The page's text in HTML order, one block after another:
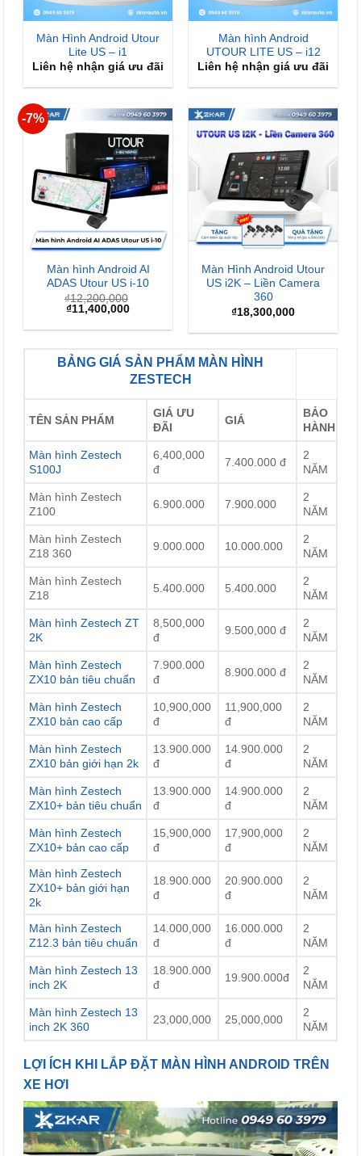
Màn Hình Android Utour
Lite US – i1
Liên hệ nhận giá ưu đãi
Màn hình Android
UTOUR LITE US – i12
Liên hệ nhận giá ưu đãi
-7%
Màn hình Android AI
ADAS Utour US i-10
₫12,200,000
Giá
là:
₫11,400,000Giá
tại
Màn Hình Android Utour
US i2K – Liền Camera
360
₫18,300,000
BẢNG GIÁ SẢN PHẨM MÀN HÌNH
ZESTECH
TÊN SẢN PHẨM
GIÁ ƯU
ĐÃI
GIÁ
BẢO
HÀNH
Màn hình Zestech
S100J
6,400,000
đ
7.400.000 đ
2
NĂM
Màn hình Zestech
Z100
6.900.000 7.900.000
2
NĂM
Màn hình Zestech
Z18 360
9.000.000 10.000.000
2
NĂM
Màn hình Zestech
Z18
5.400.000 5.400.000
2
NĂM
Màn hình Zestech ZT
2K
8,500,000
đ
9.500,000 đ
2
NĂM
Màn hình Zestech
ZX10 bản tiêu chuẩn
7.900.000
đ
8.900.000 đ
2
NĂM
Màn hình Zestech
ZX10 bản cao cấp
10,900,000
đ
11,900,000
đ
2
NĂM
Màn hình Zestech
ZX10 bản giới hạn 2k
13.900.000
đ
14.900.000
đ
2
NĂM
Màn hình Zestech
ZX10+ bản tiêu chuẩn
13.900.000
đ
14.900.000
đ
2
NĂM
Màn hình Zestech
ZX10+ bản cao cấp
15,900,000
đ
17,900,000
đ
2
NĂM
Màn hình Zestech
ZX10+ bản giới hạn
2k
18.900.000
đ
20.900.000
đ
2
NĂM
Màn hình Zestech
Z12.3 bản tiêu chuẩn
14.000,000
đ
16.000.000
đ
2
NĂM
Màn hình Zestech 13
inch 2K
18.900.000
đ
19.900.000đ
2
NĂM
Màn hình Zestech 13
inch 2K 360
23,000,000 25,000,000
2
NĂM
LỢI ÍCH KHI LẮP ĐẶT MÀN HÌNH ANDROID TRÊN
XE HƠI